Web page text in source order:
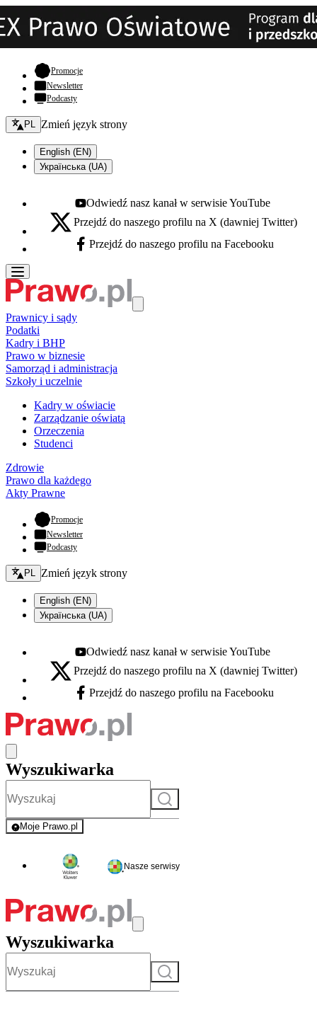
Promocje- otwiera się w nowej karcie
Newsletter
Podcasty
Zmień język - bieżący:
PL Zmień język strony
English (EN)
Українська (UA)
Youtube - otwiera się w nowej karcie
Odwiedź nasz kanał w serwisie YouTube
X - otwiera się w nowej karcie
Przejdź do naszego profilu na X (dawniej Twitter)
Facebook - otwiera się w nowej karcie
Przejdź do naszego profilu na Facebooku
Prawnicy i sądy
Podatki
Kadry i BHP
Prawo w biznesie
Samorząd i administracja
Szkoły i uczelnie
Kadry w oświacie
Zarządzanie oświatą
Orzeczenia
Studenci
Zdrowie
Prawo dla każdego
Akty Prawne
Promocje- otwiera się w nowej karcie
Newsletter
Podcasty
Zmień język - bieżący:
PL Zmień język strony
English (EN)
Українська (UA)
Youtube - otwiera się w nowej karcie
Odwiedź nasz kanał w serwisie YouTube
X - otwiera się w nowej karcie
Przejdź do naszego profilu na X (dawniej Twitter)
Facebook - otwiera się w nowej karcie
Przejdź do naszego profilu na Facebooku
Wyszukiwarka
Szukaj
Moje Prawo.pl
- rejestracja i logowanie do serwisu
Nasze serwisy
Wyszukiwarka
Szukaj